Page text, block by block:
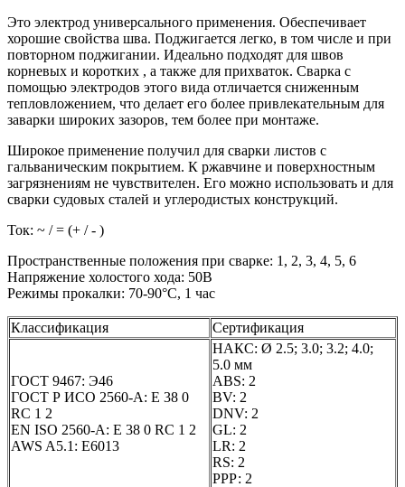
Это электрод универсального применения. Обеспечивает
хорошие свойства шва. Поджигается легко, в том числе и при
повторном поджигании. Идеально подходят для швов
корневых и коротких , а также для прихваток. Сварка с
помощью электродов этого вида отличается сниженным
тепловложением, что делает его более привлекательным для
заварки широких зазоров, тем более при монтаже.
Широкое применение получил для сварки листов с
гальваническим покрытием. К ржавчине и поверхностным
загрязнениям не чувствителен. Его можно использовать и для
сварки судовых сталей и углеродистых конструкций.
Ток: ~ / = (+ / - )
Пространственные положения при сварке: 1, 2, 3, 4, 5, 6
Напряжение холостого хода: 50В
Режимы прокалки: 70-90°С, 1 час
Классификация Сертификация
ГОСТ 9467: Э46
ГОСТ Р ИСО 2560-A: E 38 0
RC 1 2
EN ISO 2560-A: E 38 0 RC 1 2
AWS A5.1: E6013
НАКС: Ø 2.5; 3.0; 3.2; 4.0;
5.0 мм
ABS: 2
BV: 2
DNV: 2
GL: 2
LR: 2
RS: 2
РРР: 2